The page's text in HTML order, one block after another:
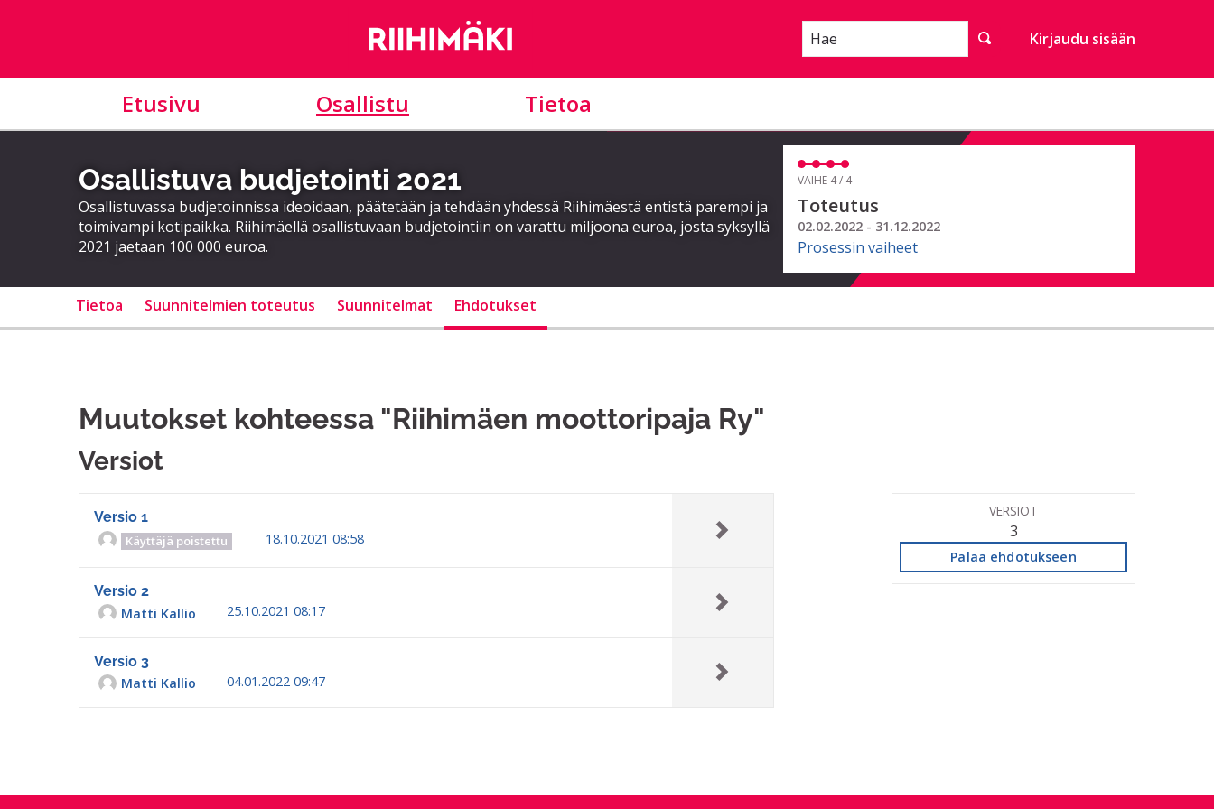
Hae Kirjaudu sisään
Etusivu Osallistu Tietoa
Osallistuva budjetointi 2021
Osallistuvassa budjetoinnissa ideoidaan, päätetään ja tehdään yhdessä Riihimäestä entistä parempi ja
toimivampi kotipaikka. Riihimäellä osallistuvaan budjetointiin on varattu miljoona euroa, josta syksyllä
2021 jaetaan 100 000 euroa.
VAIHE 4 / 4
Toteutus
02.02.2022 - 31.12.2022
Prosessin vaiheet
Tietoa Suunnitelmien toteutus Suunnitelmat Ehdotukset
Muutokset kohteessa "Riihimäen moottoripaja Ry"
Versiot
Versio 1
Käyttäjä poistettu 18.10.2021 08:58
Versio 2
Matti Kallio
25.10.2021 08:17
Versio 3
Matti Kallio
04.01.2022 09:47
VERSIOT
3
Palaa ehdotukseen